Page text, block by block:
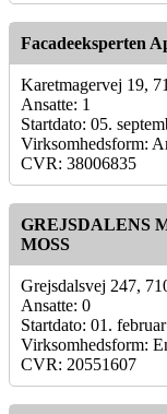
Facadeeksperten
Karetmagervej 19,
Ansatte: 1
Startdato: 05.
Virksomhedsform:
CVR: 38006835
GREJSDALENS
MOSS
Grejsdalsvej 247,
Ansatte: 0
Startdato: 01.
Virksomhedsform:
CVR: 20551607